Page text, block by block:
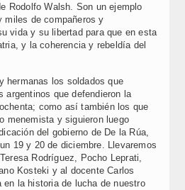
Rodolfo Walsh. Son un ejemplo
miles de compañeros y
vida y su libertad para que en esta
y la coherencia y rebeldía del
hermanas los soldados que
argentinos que defendieron la
como así también los que
menemista y siguieron luego
del gobierno de De la Rúa,
19 y 20 de diciembre. Llevaremos
Rodríguez, Pocho Leprati,
Kosteki y al docente Carlos
en la historia de lucha de nuestro